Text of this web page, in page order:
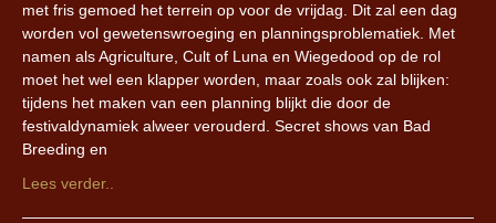
met fris gemoed het terrein op voor de vrijdag. Dit zal een dag
worden vol gewetenswroeging en planningsproblematiek. Met
namen als Agriculture, Cult of Luna en Wiegedood op de rol
moet het wel een klapper worden, maar zoals ook zal blijken:
tijdens het maken van een planning blijkt die door de
festivaldynamiek alweer verouderd. Secret shows van Bad
Breeding en
Lees verder..